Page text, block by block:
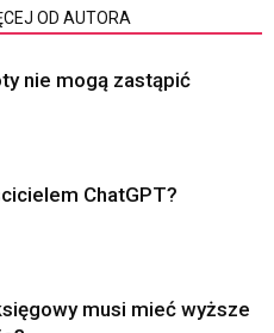
OD AUTORA
nie mogą zastąpić
ChatGPT?
musi mieć wyższe